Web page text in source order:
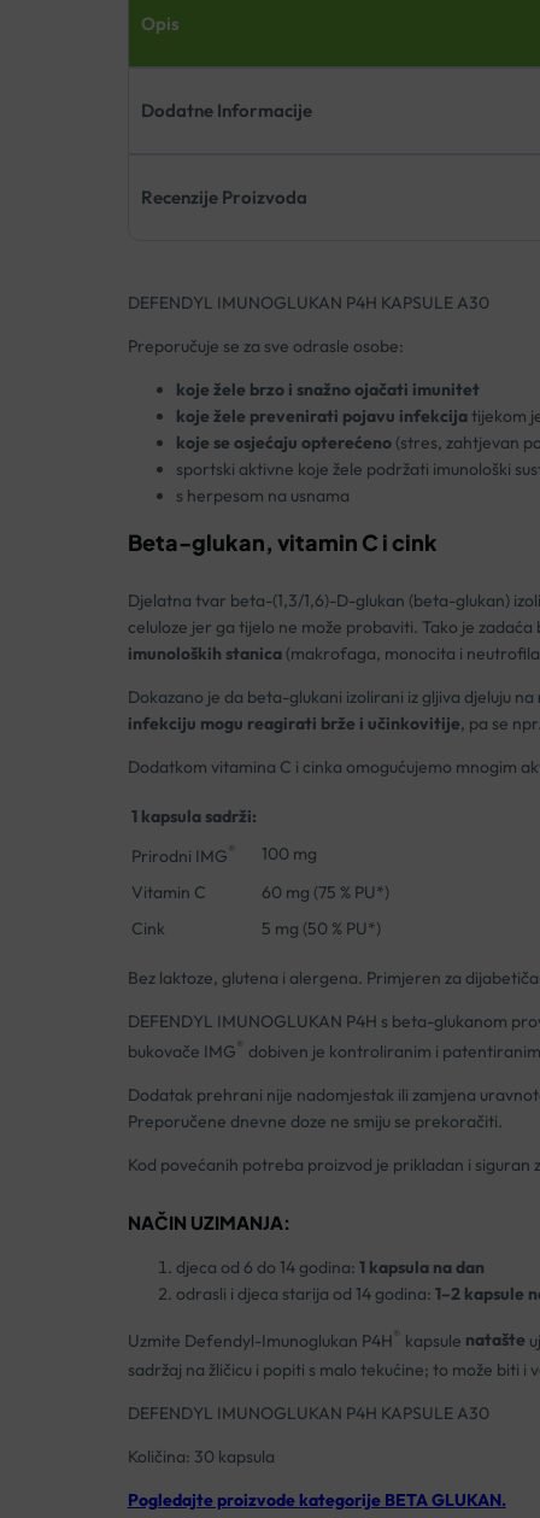
Opis
Dodatne Informacije
Recenzije Proizvoda
DEFENDYL IMUNOGLUKAN P4H KAPSULE A30
Preporučuje se za sve odrasle osobe:
koje žele brzo i snažno ojačati imunitet
koje žele prevenirati pojavu infekcijatijekom
koje se osjećaju opterećeno(stres, zahtjevan
sportski aktivne koje žele podržati imunološki
s herpesom na usnama
Beta-glukan, vitamin C i cink
Djelatna tvar beta-(1,3/1,6)-D-glukan (beta-glukan)
celuloze jer ga tijelo ne može probaviti. Tako je
imunoloških stanica(makrofaga, monocita i
Dokazano je da beta-glukani izolirani iz gljiva djeluju na
infekciju mogu reagirati brže i učinkovitije, pa se
Dodatkom vitamina C i cinka omogućujemo mnogim
1 kapsula sadrži:
Prirodni IMG ®
100 mg
Vitamin C
60 mg (75 % PU*)
Cink
5 mg (50 % PU*)
Bez laktoze, glutena i alergena. Primjeren za
DEFENDYL IMUNOGLUKAN P4H s beta-glukanom
bukovače IMG ® dobiven je kontroliranim i
Dodatak prehrani nije nadomjestak ili zamjena
Preporučene dnevne doze ne smiju se prekoračiti.
Kod povećanih potreba proizvod je prikladan i
NAČIN UZIMANJA:
djeca od 6 do 14 godina: 1 kapsula na dan
odrasli i djeca starija od 14 godina: 1–2 kapsule
Uzmite Defendyl-Imunoglukan P4H ® kapsule natašte
sadržaj na žličicu i popiti s malo tekućine; to može biti
DEFENDYL IMUNOGLUKAN P4H KAPSULE A30
Količina: 30 kapsula
Pogledajte proizvode kategorije BETA GLUKAN.